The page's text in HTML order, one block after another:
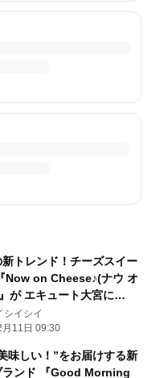
トレンド！チーズスイー
Now on Cheese♪(ナウ オ
が エキュート大宮に
ン
シイシイ
11日 09:30
味しい！”をお届けする新
ランド 『Good Morning